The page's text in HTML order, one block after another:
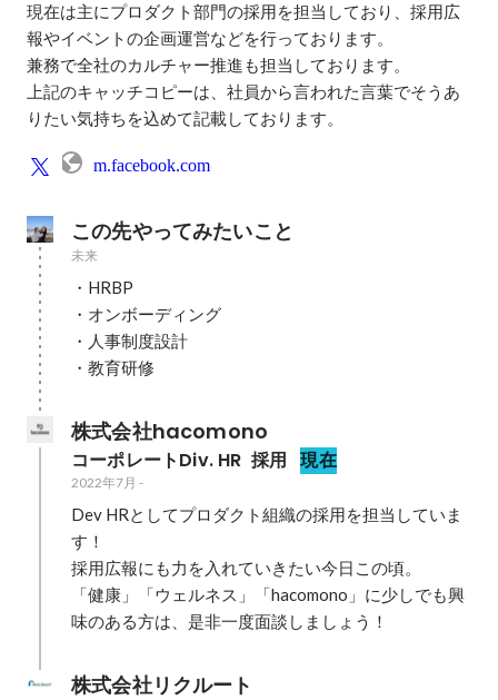
現在は主にプロダクト部門の採用を担当しており、採用広
報やイベントの企画運営などを行っております。
兼務で全社のカルチャー推進も担当しております。
上記のキャッチコピーは、社員から言われた言葉でそうあ
m.facebook.com
この先やってみたいこと
未来
・HRBP
・オンボーディング
・人事制度設計
・教育研修
株式会社hacomono
コーポレートDiv. HR  採用 現在
2022年7月 -
Dev HRとしてプロダクト組織の採用を担当していま
す！
採用広報にも力を入れていきたい今日この頃。
「健康」「ウェルネス」「hacomono」に少しでも興
味のある方は、是非一度面談しましょう！
株式会社リクルート